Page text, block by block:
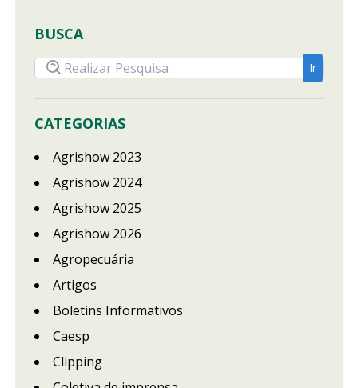
BUSCA
CATEGORIAS
Agrishow 2023
Agrishow 2024
Agrishow 2025
Agrishow 2026
Agropecuária
Artigos
Boletins Informativos
Caesp
Clipping